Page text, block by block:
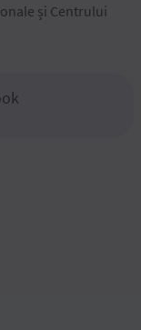
și Centrului